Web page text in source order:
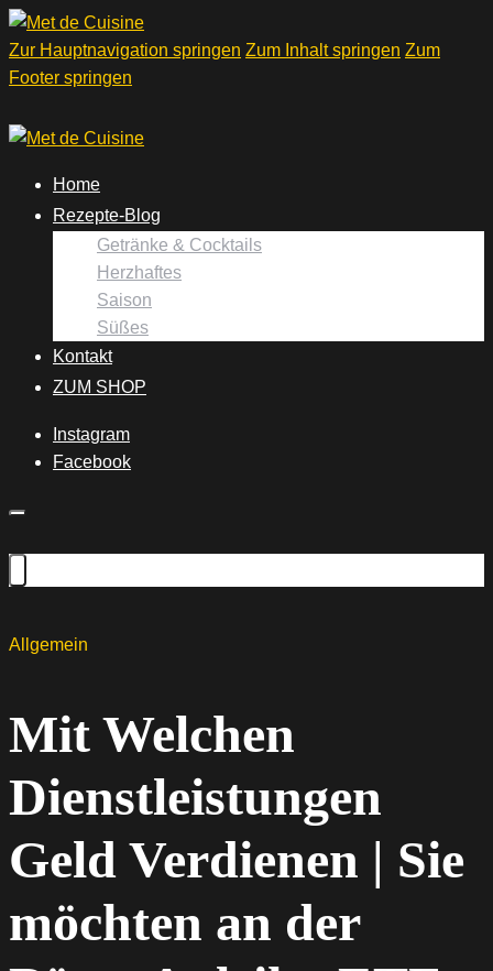
Zur Hauptnavigation springen Zum Inhalt springen Zum
Footer springen
Home
Rezepte-Blog
Getränke & Cocktails
Herzhaftes
Saison
Süßes
Kontakt
ZUM SHOP
Instagram
Facebook
Allgemein
Mit Welchen
Dienstleistungen
Geld Verdienen | Sie
möchten an der